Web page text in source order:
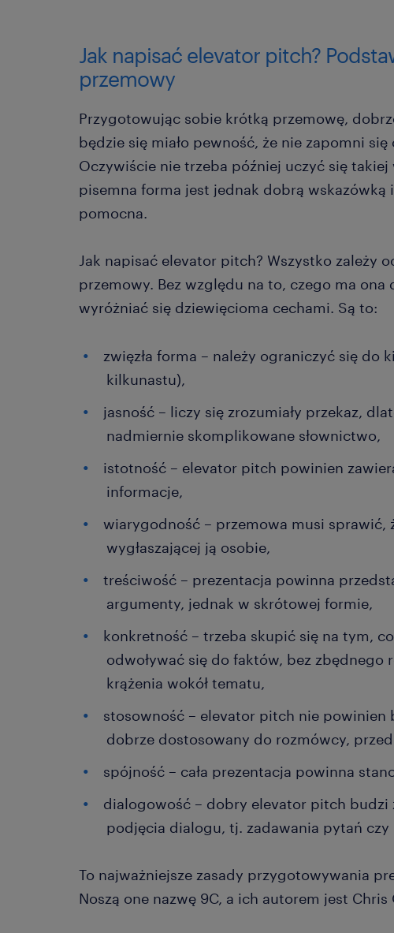
Jak napisać elevator pitch?
przemowy
Przygotowując sobie krótką przemowę,
będzie się miało pewność, że nie zapomni
Oczywiście nie trzeba później uczyć się
pisemna forma jest jednak dobrą wskazówką
pomocna.
Jak napisać elevator pitch? Wszystko zależy
przemowy. Bez względu na to, czego ma
wyróżniać się dziewięcioma cechami. Są to:
zwięzła forma – należy ograniczyć się do
kilkunastu),
jasność – liczy się zrozumiały przekaz,
nadmiernie skomplikowane słownictwo,
istotność – elevator pitch powinien
informacje,
wiarygodność – przemowa musi sprawić,
wygłaszającej ją osobie,
treściwość – prezentacja powinna
argumenty, jednak w skrótowej formie,
konkretność – trzeba skupić się na tym,
odwoływać się do faktów, bez zbędnego
krążenia wokół tematu,
stosowność – elevator pitch nie powinien
dobrze dostosowany do rozmówcy,
spójność – cała prezentacja powinna
dialogowość – dobry elevator pitch budzi
podjęcia dialogu, tj. zadawania pytań
To najważniejsze zasady przygotowywania
Noszą one nazwę 9C, a ich autorem jest Chris